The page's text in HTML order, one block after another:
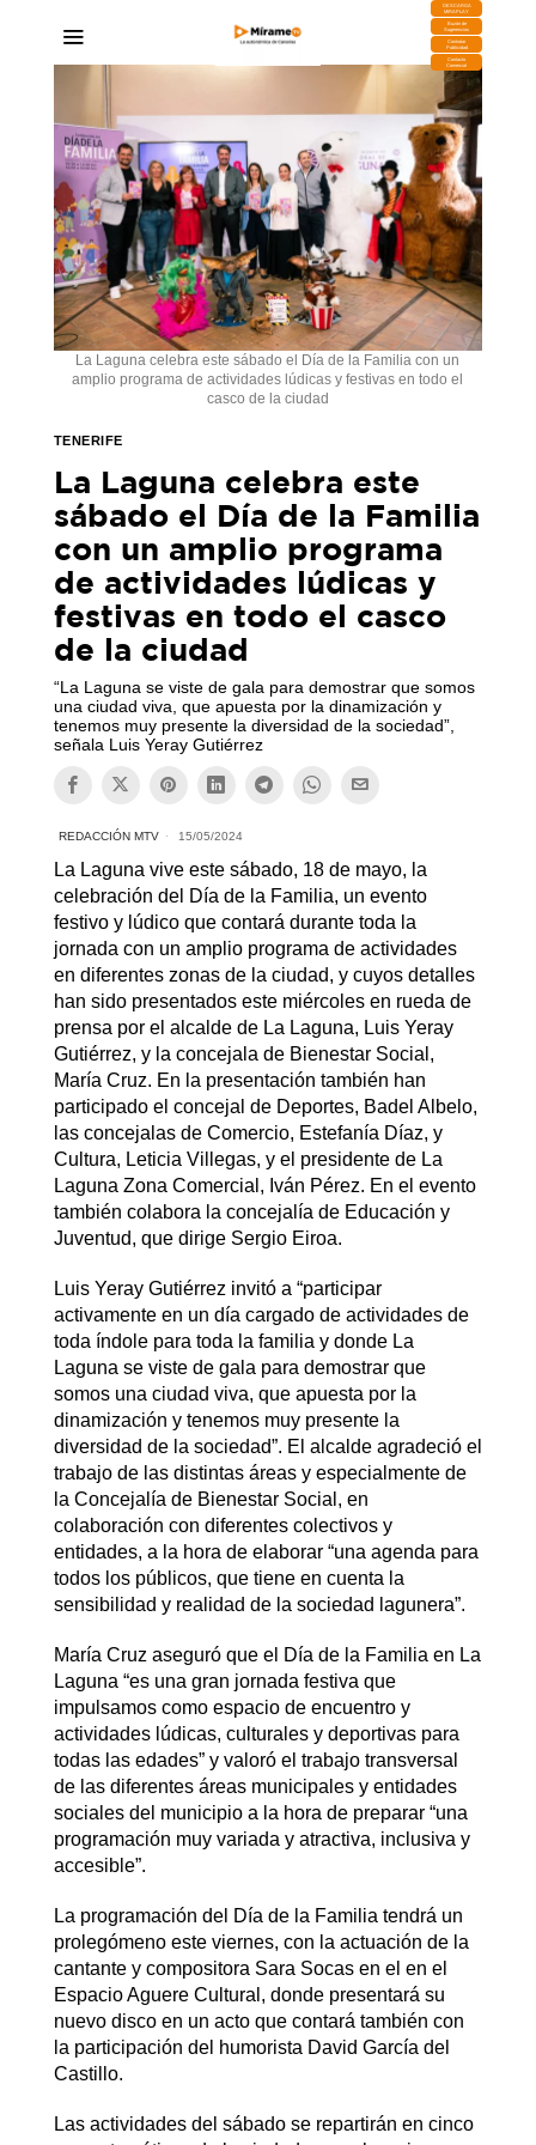
DESCARGA
MIRAPLAY
Buzón de
Sugerencias
Contratar
Publicidad
Contacto
Comercial
La Laguna celebra este sábado el Día de la Familia con un
amplio programa de actividades lúdicas y festivas en todo el
casco de la ciudad
TENERIFE
La Laguna celebra este
sábado el Día de la Familia
con un amplio programa
de actividades lúdicas y
festivas en todo el casco
de la ciudad
“La Laguna se viste de gala para demostrar que somos
una ciudad viva, que apuesta por la dinamización y
tenemos muy presente la diversidad de la sociedad”,
señala Luis Yeray Gutiérrez
REDACCIÓN MTV 15/05/2024
La Laguna vive este sábado, 18 de mayo, la
celebración del Día de la Familia, un evento
festivo y lúdico que contará durante toda la
jornada con un amplio programa de actividades
en diferentes zonas de la ciudad, y cuyos detalles
han sido presentados este miércoles en rueda de
prensa por el alcalde de La Laguna, Luis Yeray
Gutiérrez, y la concejala de Bienestar Social,
María Cruz. En la presentación también han
participado el concejal de Deportes, Badel Albelo,
las concejalas de Comercio, Estefanía Díaz, y
Cultura, Leticia Villegas, y el presidente de La
Laguna Zona Comercial, Iván Pérez. En el evento
también colabora la concejalía de Educación y
Juventud, que dirige Sergio Eiroa.
Luis Yeray Gutiérrez invitó a “participar
activamente en un día cargado de actividades de
toda índole para toda la familia y donde La
Laguna se viste de gala para demostrar que
somos una ciudad viva, que apuesta por la
dinamización y tenemos muy presente la
diversidad de la sociedad”. El alcalde agradeció el
trabajo de las distintas áreas y especialmente de
la Concejalía de Bienestar Social, en
colaboración con diferentes colectivos y
entidades, a la hora de elaborar “una agenda para
todos los públicos, que tiene en cuenta la
sensibilidad y realidad de la sociedad lagunera”.
María Cruz aseguró que el Día de la Familia en La
Laguna “es una gran jornada festiva que
impulsamos como espacio de encuentro y
actividades lúdicas, culturales y deportivas para
todas las edades” y valoró el trabajo transversal
de las diferentes áreas municipales y entidades
sociales del municipio a la hora de preparar “una
programación muy variada y atractiva, inclusiva y
accesible”.
La programación del Día de la Familia tendrá un
prolegómeno este viernes, con la actuación de la
cantante y compositora Sara Socas en el en el
Espacio Aguere Cultural, donde presentará su
nuevo disco en un acto que contará también con
la participación del humorista David García del
Castillo.
Las actividades del sábado se repartirán en cinco